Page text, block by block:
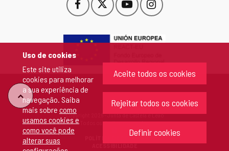
Uso de cookies
Este site utiliza
cookies para melhorar
a sua experiência de
navegação. Saiba
mais sobre como
usamos cookies e
como você pode
alterar suas
Aceite todos os cookies
Rejeitar todos os cookies
Definir cookies
Facebook
Este
enlace
abrirá
nueva.
Este
enlace
abrirá
ventana
nueva.
YouTube
Este
enlace
abrirá
ventana
nueva.
Instagram
Este
enlace
abrirá
nueva.
"Voltar
ao
topo"
Copyright 2026 - Junta de Castela e Leão
Todos os direitos reservados
POLÍTICA DE COOKIES
ACESSIBILIDADE